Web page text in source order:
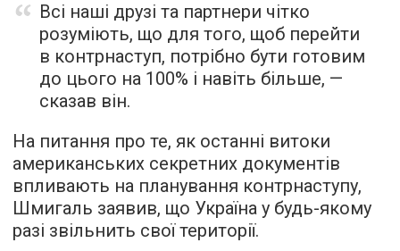
Всі наші друзі та партнери чітко
розуміють, що для того, щоб перейти
в контрнаступ, потрібно бути готовим
до цього на 100% і навіть більше, —
сказав він.
На питання про те, як останні витоки
американських секретних документів
впливають на планування контрнаступу,
Шмигаль заявив, що Україна у будь-якому
разі звільнить свої території.